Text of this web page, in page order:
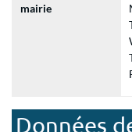
mairie
Données